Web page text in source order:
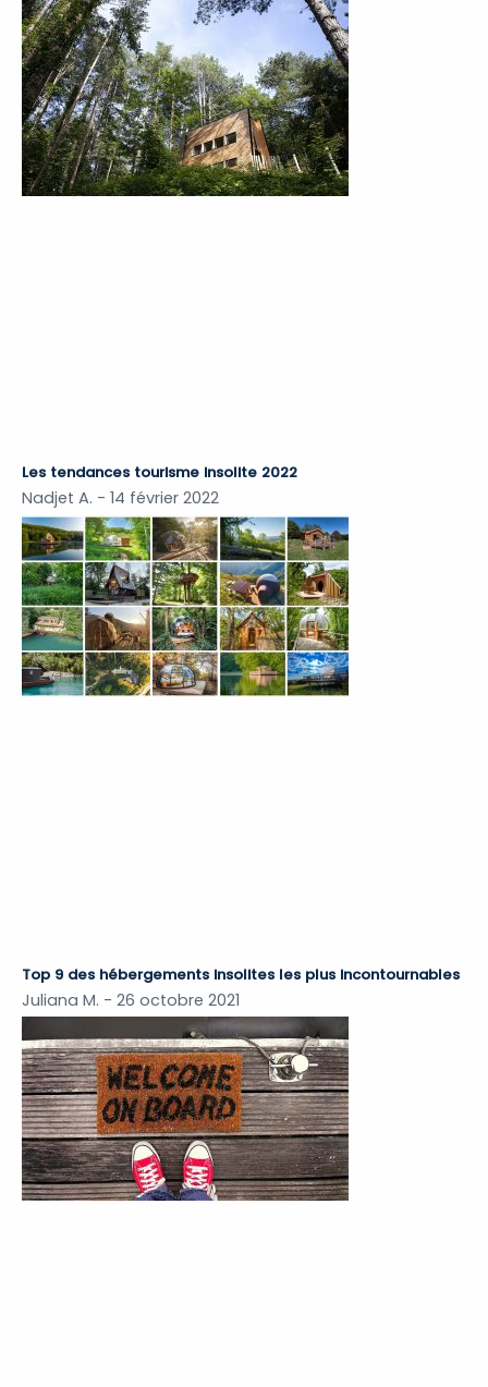
Les tendances tourisme insolite 2022
Nadjet A. 14 février 2022
Top 9 des hébergements insolites les plus incontournables
Juliana M. 26 octobre 2021